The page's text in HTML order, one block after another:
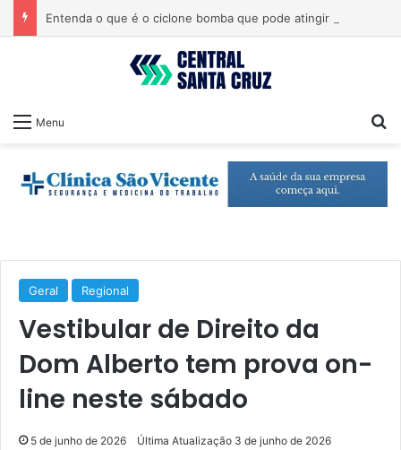
Menu
Geral Regional
Vestibular de Direito da
Dom Alberto tem prova on-
line neste sábado
5 de junho de 2026 Última Atualização 3 de junho de 2026